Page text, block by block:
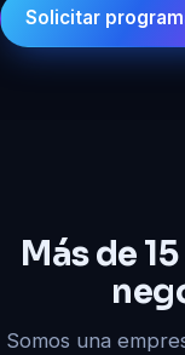
Solicitar
Más de
Somos una